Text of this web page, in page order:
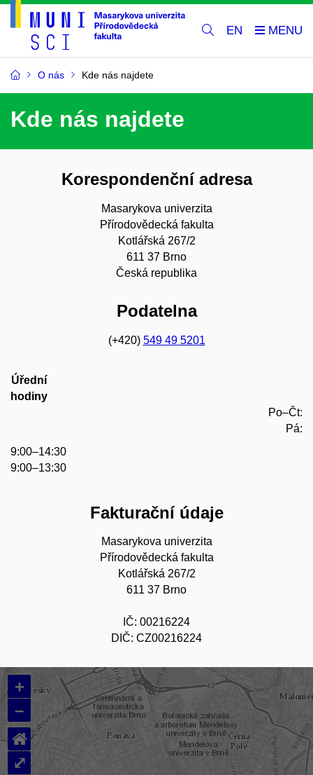
EN
O nás Kde nás najdete
Kde nás najdete
Korespondenční adresa
Masarykova univerzita
Přírodovědecká fakulta
Kotlářská 267/2
611 37 Brno
Česká republika
Podatelna
(+420) 549 49 5201
Úřední
hodiny
Po–Čt:
Pá:
9:00–14:30
9:00–13:30
Fakturační údaje
Masarykova univerzita
Přírodovědecká fakulta
Kotlářská 267/2
611 37 Brno
IČ: 00216224
DIČ: CZ00216224
+
–
⌂
⤢